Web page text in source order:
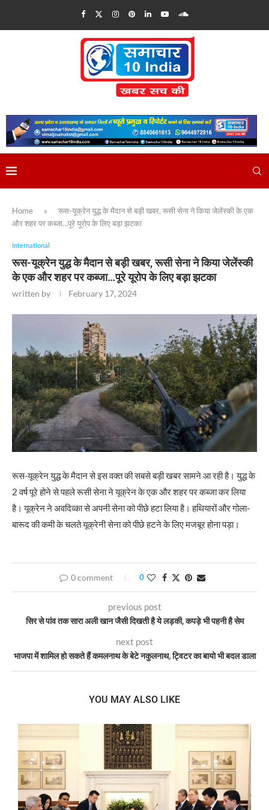
Home »
रूस-यूक्रेन युद्ध के मैदान से बड़ी खबर, रूसी सेना ने किया जेलेंस्की के एक
और शहर पर कब्जा…पूरे यूरोप के लिए बड़ा झटका
International
रूस-यूक्रेन युद्ध के मैदान से बड़ी खबर, रूसी सेना ने किया जेलेंस्की
के एक और शहर पर कब्जा…पूरे यूरोप के लिए बड़ा झटका
written by February 17, 2024
रूस-यूक्रेन युद्ध के मैदान से इस वक्त की सबसे बड़ी खबर सामने आ रही है। युद्ध के
2 वर्ष पूरे होने से पहले रूसी सेना ने यूक्रेन के एक और शहर पर कब्जा कर लिया
है। यूक्रेन ने अवदिव्का से अपनी सेना को पीछे हटा लिया है। हथियारों और गोला-
बारूद की कमी के चलते यूक्रेनी सेना को पीछे हटने के लिए मजबूर होना पड़ा।
0 comment 0
previous post
सिर से पांव तक सारा अली खान जैसी दिखती है ये लड़की, कपड़े भी पहनी है सेम
next post
भाजपा में शामिल हो सकते हैं कमलनाथ के बेटे नकुलनाथ, ट्विटर का बायो भी बदल डाला
YOU MAY ALSO LIKE